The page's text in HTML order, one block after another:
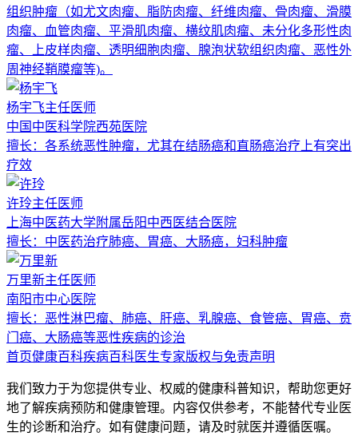
组织肿瘤（如尤文肉瘤、脂防肉瘤、纤维肉瘤、骨肉瘤、滑膜
肉瘤、血管肉瘤、平滑肌肉瘤、横纹肌肉瘤、未分化多形性肉
瘤、上皮样肉瘤、透明细胞肉瘤、腺泡状软组织肉瘤、恶性外
周神经鞘膜瘤等)。
杨宇飞主任医师
中国中医科学院西苑医院
擅长： 各系统恶性肿瘤，尤其在结肠癌和直肠癌治疗上有突出
疗效
许玲主任医师
上海中医药大学附属岳阳中西医结合医院
擅长： 中医药治疗肺癌、胃癌、大肠癌，妇科肿瘤
万里新主任医师
南阳市中心医院
擅长： 恶性淋巴瘤、肺癌、肝癌、乳腺癌、食管癌、胃癌、贲
门癌、大肠癌等恶性疾病的诊治
首页健康百科疾病百科医生专家版权与免责声明
我们致力于为您提供专业、权威的健康科普知识，帮助您更好
地了解疾病预防和健康管理。内容仅供参考，不能替代专业医
生的诊断和治疗。如有健康问题，请及时就医并遵循医嘱。